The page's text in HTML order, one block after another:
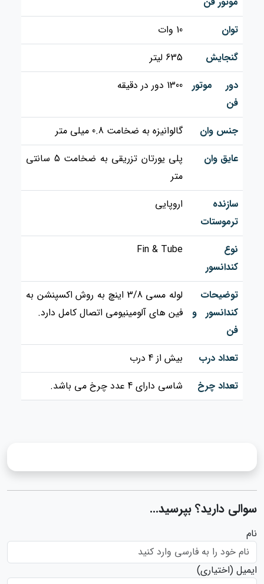
توان
10 وات
گنجایش
635 لیتر
دور موتور
فن
1300 دور در دقیقه
جنس وان
گالوانیزه به ضخامت 0.8 میلی متر
عایق وان
پلی یورتان تزریقی به ضخامت 5 سانتی
متر
سازنده
ترموستات
اروپایی
نوع
کندانسور
Fin & Tube
توضیحات
کندانسور و
فن
لوله مسی 3/8 اینچ به روش اکسپنشن به
فین های آلومینیومی اتصال کامل دارد.
تعداد درب
بیش از 4 درب
تعداد چرخ
شاسی دارای 4 عدد چرخ می باشد.
سوالی دارید؟ بپرسید...
نام
ایمیل (اختیاری)